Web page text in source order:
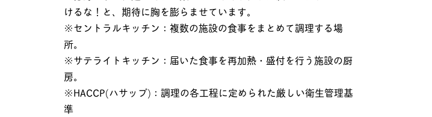
けるな！と、期待に胸を膨らませています。
※セントラルキッチン：複数の施設の食事をまとめて調理する場
所。
※サテライトキッチン：届いた食事を再加熱・盛付を行う施設の厨
房。
※HACCP(ハサップ)：調理の各工程に定められた厳しい衛生管理基
準